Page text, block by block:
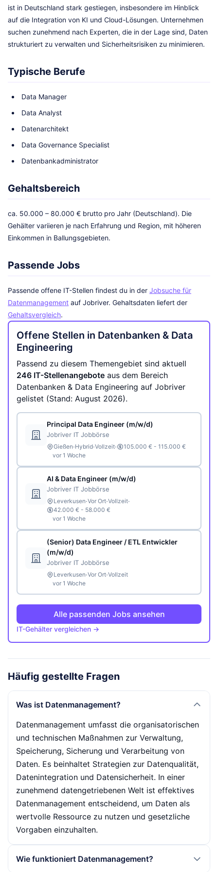
ist in Deutschland stark gestiegen, insbesondere im Hinblick
auf die Integration von KI und Cloud-Lösungen. Unternehmen
suchen zunehmend nach Experten, die in der Lage sind, Daten
strukturiert zu verwalten und Sicherheitsrisiken zu minimieren.
Typische Berufe
Data Manager
Data Analyst
Datenarchitekt
Data Governance Specialist
Datenbankadministrator
Gehaltsbereich
ca. 50.000 – 80.000 € brutto pro Jahr (Deutschland). Die
Gehälter variieren je nach Erfahrung und Region, mit höheren
Einkommen in Ballungsgebieten.
Passende Jobs
Passende offene IT-Stellen findest du in der Jobsuche für
Datenmanagement auf Jobriver. Gehaltsdaten liefert der
Gehaltsvergleich.
Offene Stellen in Datenbanken & Data
Engineering
Passend zu diesem Themengebiet sind aktuell
246 IT-Stellenangebote aus dem Bereich
Datenbanken & Data Engineering auf Jobriver
gelistet (Stand: August 2026).
Principal Data Engineer (m/w/d)
Jobriver IT Jobbörse
Gießen·Hybrid·Vollzeit·
105.000 € - 115.000 €
vor 1 Woche
AI & Data Engineer (m/w/d)
Jobriver IT Jobbörse
Leverkusen·Vor Ort·Vollzeit·
42.000 € - 58.000 €
vor 1 Woche
(Senior) Data Engineer / ETL Entwickler
(m/w/d)
Jobriver IT Jobbörse
Leverkusen·Vor Ort·Vollzeit
vor 1 Woche
Alle passenden Jobs ansehen
IT-Gehälter vergleichen →
Häufig gestellte Fragen
Was ist Datenmanagement?
Datenmanagement umfasst die organisatorischen
und technischen Maßnahmen zur Verwaltung,
Speicherung, Sicherung und Verarbeitung von
Daten. Es beinhaltet Strategien zur Datenqualität,
Datenintegration und Datensicherheit. In einer
zunehmend datengetriebenen Welt ist effektives
Datenmanagement entscheidend, um Daten als
wertvolle Ressource zu nutzen und gesetzliche
Vorgaben einzuhalten.
Wie funktioniert Datenmanagement?